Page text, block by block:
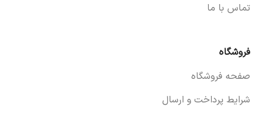
تماس با ما
فروشگاه
صفحه فروشگاه
شرایط پرداخت و ارسال